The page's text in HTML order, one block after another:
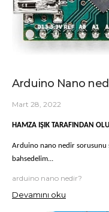
Arduino Nano
Mart 28, 2022
HAMZA IŞIK TARAFINDAN
Arduino nano nedir sorusunu
bahsedelim...
arduino nano nedir?
Devamını oku